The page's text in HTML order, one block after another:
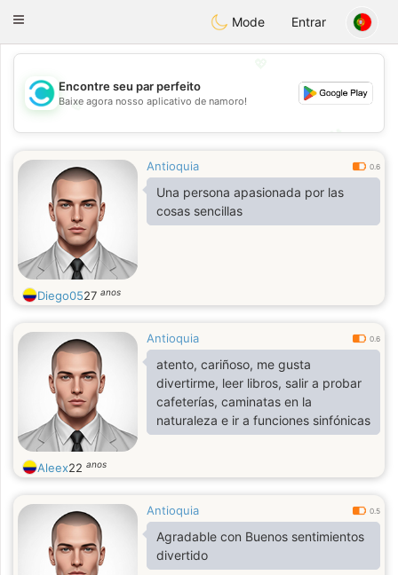
olombiaCitas
Toggle
Mode Entrar
💖
💕
Encontre seu par perfeito
Baixe agora nosso aplicativo de namoro!
Antioquia 0.6
Una persona apasionada por las
cosas sencillas
Diego0527 anos
Antioquia 0.6
atento, cariñoso, me gusta
divertirme, leer libros, salir a probar
cafeterías, caminatas en la
naturaleza e ir a funciones sinfónicas
Aleex22 anos
Antioquia 0.5
Agradable con Buenos sentimientos
divertido